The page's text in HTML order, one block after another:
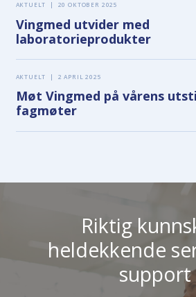
AKTUELT | 20 OKTOBER 2025
Vingmed utvider med
laboratorieprodukter
AKTUELT | 2 APRIL 2025
Møt Vingmed på vårens
fagmøter
Riktig
heldekkende
support